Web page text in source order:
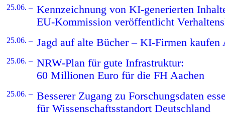
25.06. – Kennzeichnung von KI-generierten
EU-Kommission veröffentlicht
25.06. – Jagd auf alte Bücher – KI-Firmen kaufen
25.06. – NRW-Plan für gute Infrastruktur:
60 Millionen Euro für die FH Aachen
25.06. – Besserer Zugang zu Forschungsdaten
für Wissenschaftsstandort Deutschland